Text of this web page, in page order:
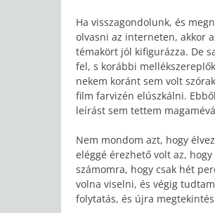
Ha visszagondolunk, és
olvasni az interneten, akkor
témakört jól kifigurázza. De
fel, s korábbi
nekem koránt sem volt
film farvizén elúszkálni.
leírást sem tettem
Nem mondom azt, hogy
eléggé érezhető volt az,
számomra, hogy csak hét
volna viselni, és végig
folytatás, és újra